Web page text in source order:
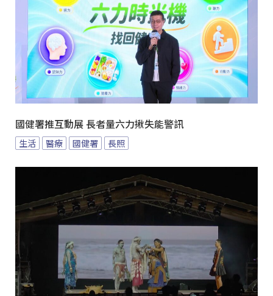
國健署推互動展 長者量六力揪失能警訊
生活 醫療 國健署 長照